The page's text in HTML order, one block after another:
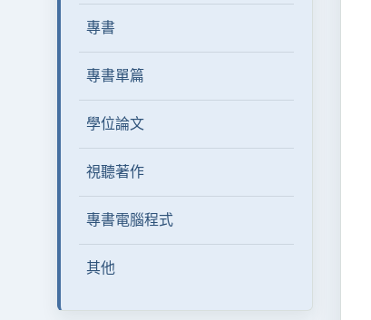
專書
專書單篇
學位論文
視聽著作
專書電腦程式
其他